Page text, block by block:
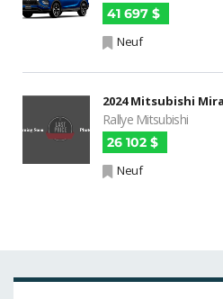
41 697 $
Neuf
2024 Mitsubishi
Rallye Mitsubishi
26 102 $
Neuf